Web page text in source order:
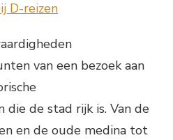
van een bezoek aan
die de stad rijk is. Van de
en de oude medina tot